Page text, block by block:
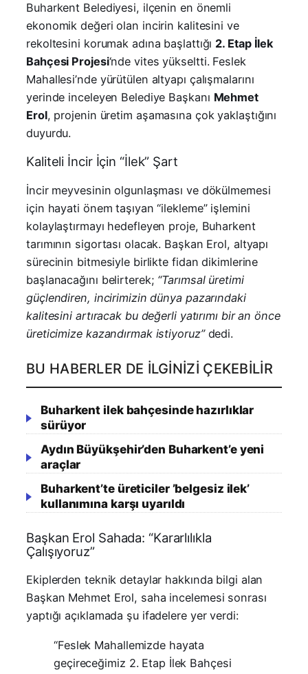
Buharkent Belediyesi, ilçenin en önemli
ekonomik değeri olan incirin kalitesini ve
rekoltesini korumak adına başlattığı 2. Etap İlek
Bahçesi Projesi‘nde vites yükseltti. Feslek
Mahallesi’nde yürütülen altyapı çalışmalarını
yerinde inceleyen Belediye Başkanı Mehmet
Erol, projenin üretim aşamasına çok yaklaştığını
duyurdu.
Kaliteli İncir İçin “İlek” Şart
İncir meyvesinin olgunlaşması ve dökülmemesi
için hayati önem taşıyan “ilekleme” işlemini
kolaylaştırmayı hedefleyen proje, Buharkent
tarımının sigortası olacak. Başkan Erol, altyapı
sürecinin bitmesiyle birlikte fidan dikimlerine
başlanacağını belirterek; “Tarımsal üretimi
güçlendiren, incirimizin dünya pazarındaki
kalitesini artıracak bu değerli yatırımı bir an önce
üreticimize kazandırmak istiyoruz”dedi.
BU HABERLER DE İLGINIZI ÇEKEBILIR
Buharkent ilek bahçesinde hazırlıklar
sürüyor
Aydın Büyükşehir’den Buharkent’e yeni
araçlar
Buharkent’te üreticiler ’belgesiz ilek’
kullanımına karşı uyarıldı
Başkan Erol Sahada: “Kararlılıkla
Çalışıyoruz”
Ekiplerden teknik detaylar hakkında bilgi alan
Başkan Mehmet Erol, saha incelemesi sonrası
yaptığı açıklamada şu ifadelere yer verdi:
“Feslek Mahallemizde hayata
geçireceğimiz 2. Etap İlek Bahçesi